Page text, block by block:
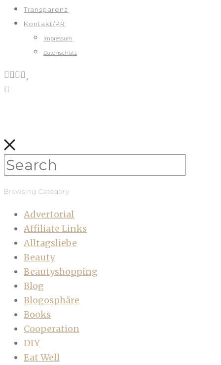
Transparenz
Kontakt/PR
Impressum
Datenschutz
Browsing Category
Advertorial
Affiliate Links
Alltagsliebe
Beauty
Beautyshopping
Blog
Blogosphäre
Books
Cooperation
DIY
Eat Well